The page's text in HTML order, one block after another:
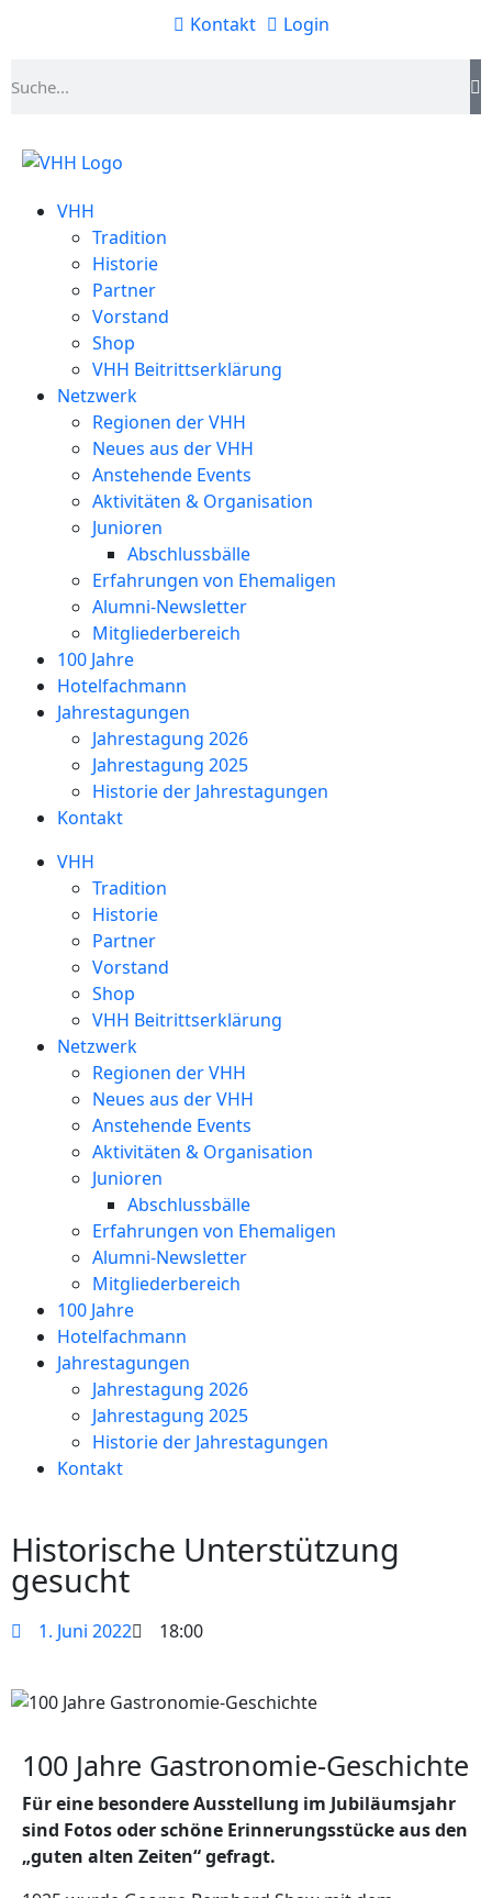
Kontakt Login
VHH
Tradition
Historie
Partner
Vorstand
Shop
VHH Beitrittserklärung
Netzwerk
Regionen der VHH
Neues aus der VHH
Anstehende Events
Aktivitäten & Organisation
Junioren
Abschlussbälle
Erfahrungen von Ehemaligen
Alumni-Newsletter
Mitgliederbereich
100 Jahre
Hotelfachmann
Jahrestagungen
Jahrestagung 2026
Jahrestagung 2025
Historie der Jahrestagungen
Kontakt
VHH
Tradition
Historie
Partner
Vorstand
Shop
VHH Beitrittserklärung
Netzwerk
Regionen der VHH
Neues aus der VHH
Anstehende Events
Aktivitäten & Organisation
Junioren
Abschlussbälle
Erfahrungen von Ehemaligen
Alumni-Newsletter
Mitgliederbereich
100 Jahre
Hotelfachmann
Jahrestagungen
Jahrestagung 2026
Jahrestagung 2025
Historie der Jahrestagungen
Kontakt
Historische Unterstützung
gesucht
1. Juni 2022 18:00
100 Jahre Gastronomie-Geschichte
Für eine besondere Ausstellung im Jubiläumsjahr
sind Fotos oder schöne Erinnerungsstücke aus den
„guten alten Zeiten“ gefragt.